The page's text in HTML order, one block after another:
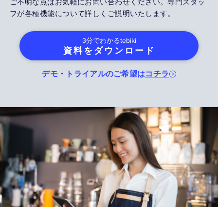
ご不明な点はお気軽にお問い合わせください。専門スタッ
フが各種機能について詳しくご説明いたします。
3分でわかるtebiki
資料をダウンロード
デモ・トライアルのご希望はコチラ